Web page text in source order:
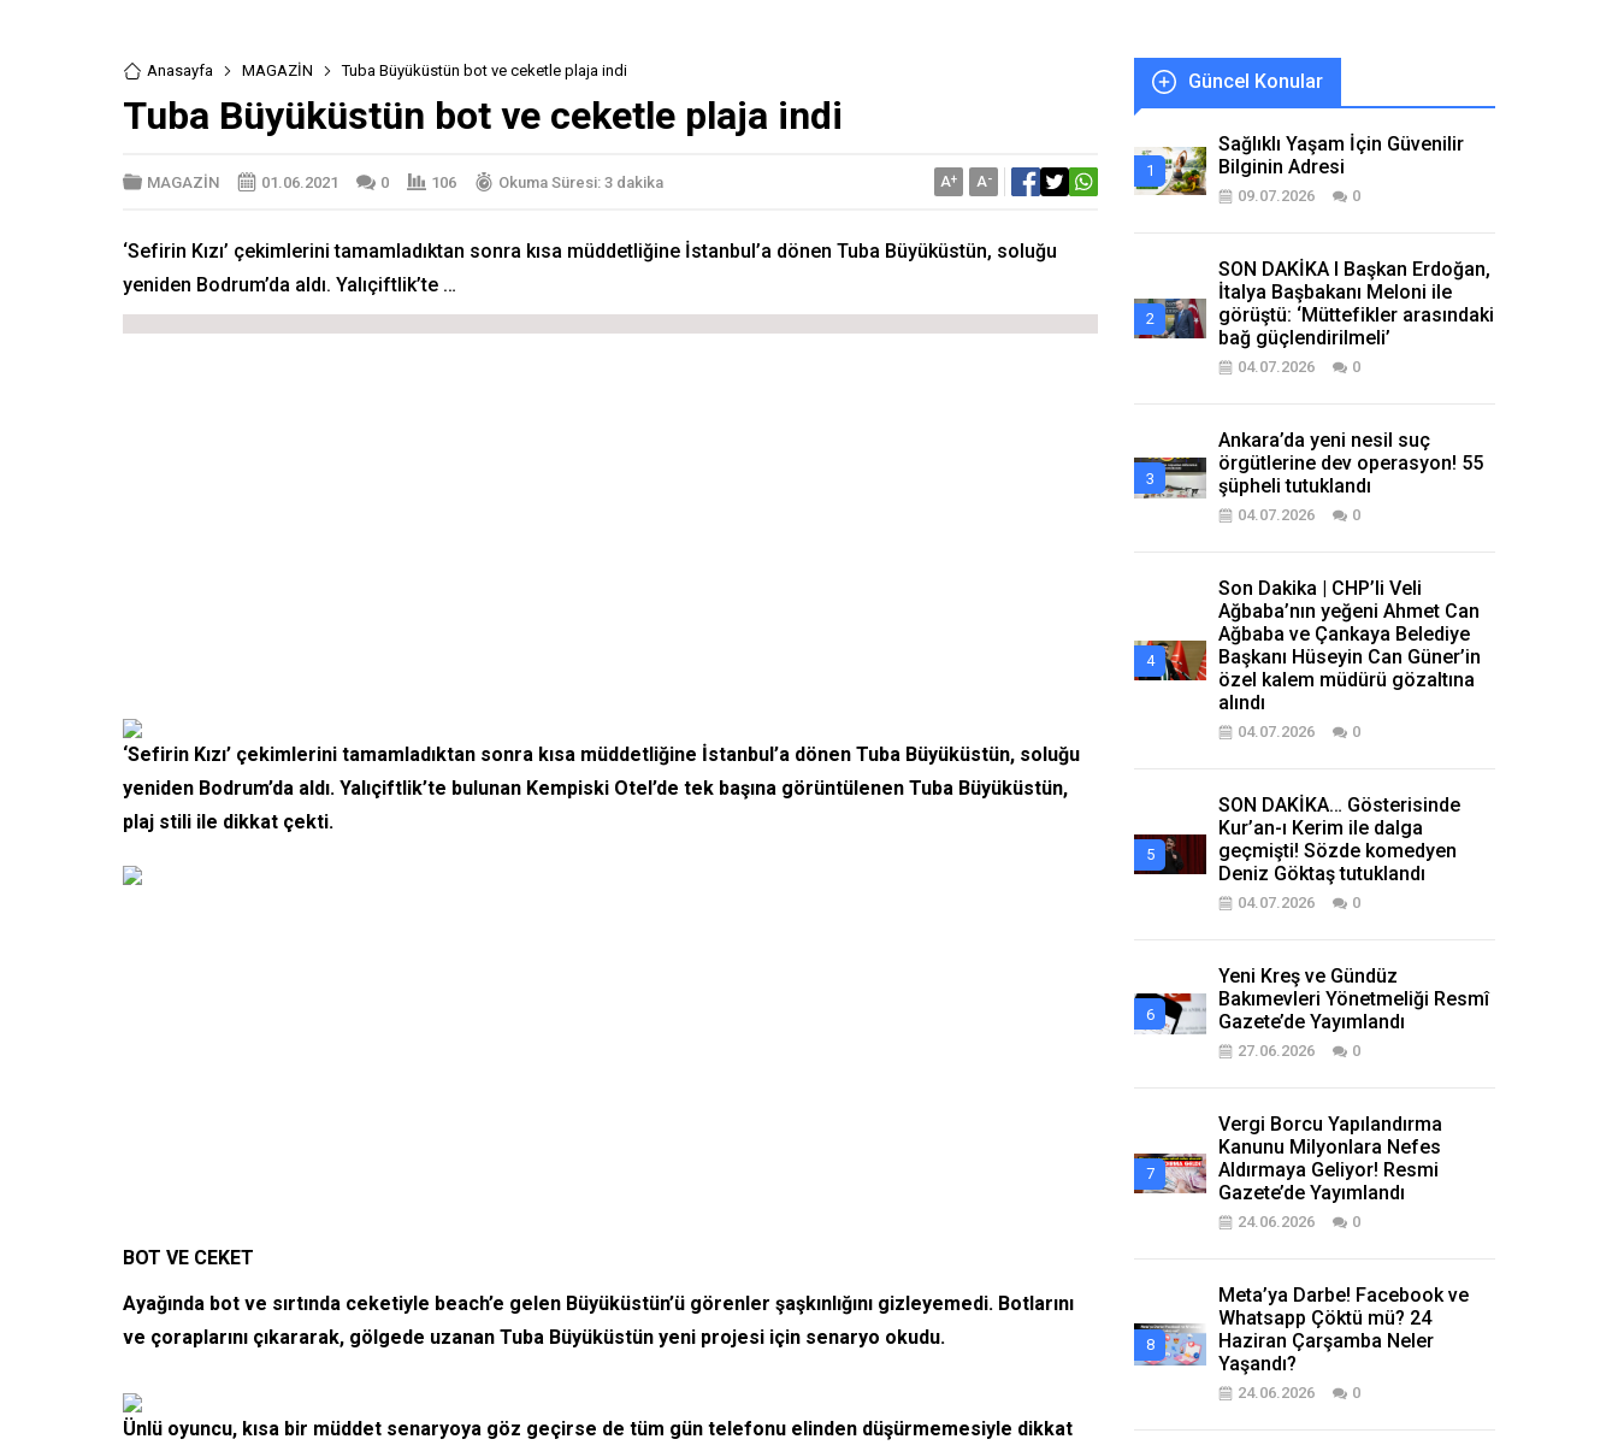
Anasayfa MAGAZİN Tuba Büyüküstün bot ve ceketle plaja indi
Tuba Büyüküstün bot ve ceketle plaja indi
MAGAZİN 01.06.2021 0 106 Okuma Süresi: 3 dakika A+ A-
‘Sefirin Kızı’ çekimlerini tamamladıktan sonra kısa müddetliğine İstanbul’a dönen Tuba Büyüküstün, soluğu
yeniden Bodrum’da aldı. Yalıçiftlik’te …
‘Sefirin Kızı’ çekimlerini tamamladıktan sonra kısa müddetliğine İstanbul’a dönen Tuba Büyüküstün, soluğu
yeniden Bodrum’da aldı. Yalıçiftlik’te bulunan Kempiski Otel’de tek başına görüntülenen Tuba Büyüküstün,
plaj stili ile dikkat çekti.
BOT VE CEKET
Ayağında bot ve sırtında ceketiyle beach’e gelen Büyüküstün’ü görenler şaşkınlığını gizleyemedi. Botlarını
ve çoraplarını çıkararak, gölgede uzanan Tuba Büyüküstün yeni projesi için senaryo okudu.
Ünlü oyuncu, kısa bir müddet senaryoya göz geçirse de tüm gün telefonu elinden düşürmemesiyle dikkat
Güncel Konular
Sağlıklı Yaşam İçin Güvenilir
Bilginin Adresi
09.07.2026 0
SON DAKİKA I Başkan Erdoğan,
İtalya Başbakanı Meloni ile
görüştü: ‘Müttefikler arasındaki
bağ güçlendirilmeli’
04.07.2026 0
Ankara’da yeni nesil suç
örgütlerine dev operasyon! 55
şüpheli tutuklandı
04.07.2026 0
Son Dakika | CHP’li Veli
Ağbaba’nın yeğeni Ahmet Can
Ağbaba ve Çankaya Belediye
Başkanı Hüseyin Can Güner’in
özel kalem müdürü gözaltına
alındı
04.07.2026 0
SON DAKİKA… Gösterisinde
Kur’an-ı Kerim ile dalga
geçmişti! Sözde komedyen
Deniz Göktaş tutuklandı
04.07.2026 0
Yeni Kreş ve Gündüz
Bakımevleri Yönetmeliği Resmî
Gazete’de Yayımlandı
27.06.2026 0
Vergi Borcu Yapılandırma
Kanunu Milyonlara Nefes
Aldırmaya Geliyor! Resmi
Gazete’de Yayımlandı
24.06.2026 0
Meta’ya Darbe! Facebook ve
Whatsapp Çöktü mü? 24
Haziran Çarşamba Neler
Yaşandı?
24.06.2026 0